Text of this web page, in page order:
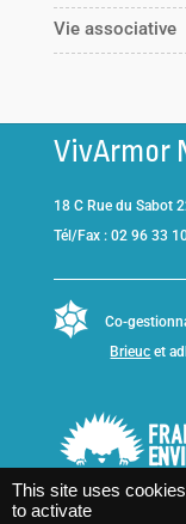
Vie associative
VivArmor
18 C Rue du Sabot
Tél/Fax : 02 96 33
Co-
Brieuc et
This site uses
to activate